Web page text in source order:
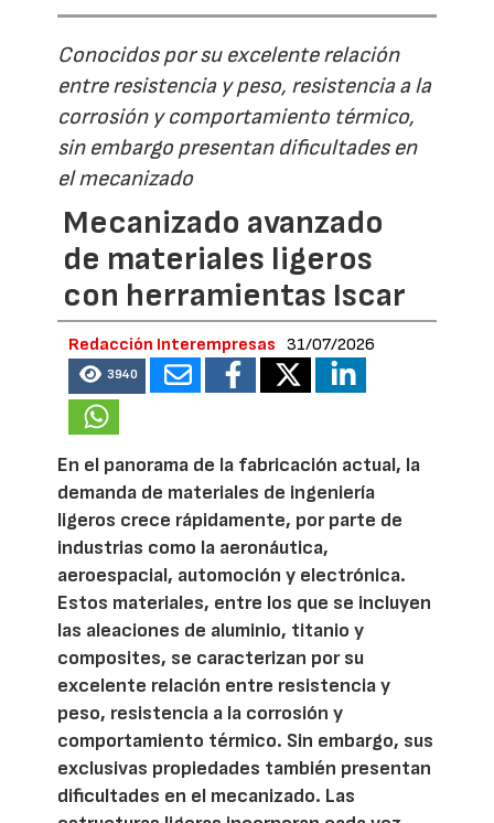
Conocidos por su excelente relación
entre resistencia y peso, resistencia a la
corrosión y comportamiento térmico,
sin embargo presentan dificultades en
el mecanizado
Mecanizado avanzado
de materiales ligeros
con herramientas Iscar
Redacción Interempresas 31/07/2026
3940
En el panorama de la fabricación actual, la
demanda de materiales de ingeniería
ligeros crece rápidamente, por parte de
industrias como la aeronáutica,
aeroespacial, automoción y electrónica.
Estos materiales, entre los que se incluyen
las aleaciones de aluminio, titanio y
composites, se caracterizan por su
excelente relación entre resistencia y
peso, resistencia a la corrosión y
comportamiento térmico. Sin embargo, sus
exclusivas propiedades también presentan
dificultades en el mecanizado. Las